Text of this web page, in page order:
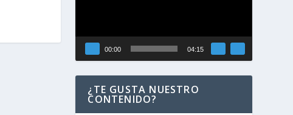
00:00 04:15
¿TE GUSTA NUESTRO
CONTENIDO?